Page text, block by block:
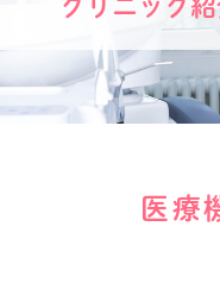
クリニック
医療